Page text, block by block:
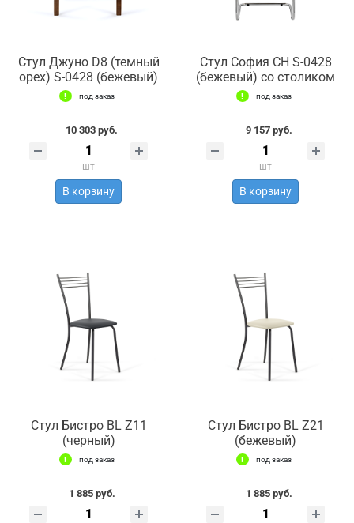
Стул Джуно D8 (темный
орех) S-0428 (бежевый)
под заказ
10 303 руб.
шт
В корзину
Стул София СН S-0428
(бежевый) со столиком
под заказ
9 157 руб.
шт
В корзину
Стул Бистро BL Z11
(черный)
под заказ
1 885 руб.
Стул Бистро BL Z21
(бежевый)
под заказ
1 885 руб.